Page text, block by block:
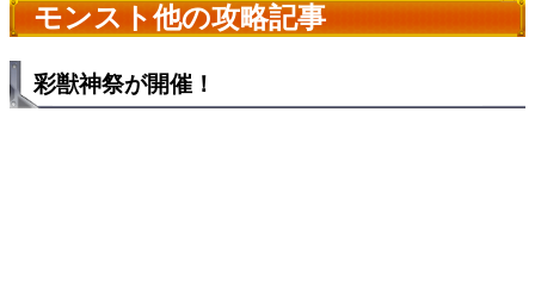
モンスト他の攻略記事
彩獣神祭が開催！